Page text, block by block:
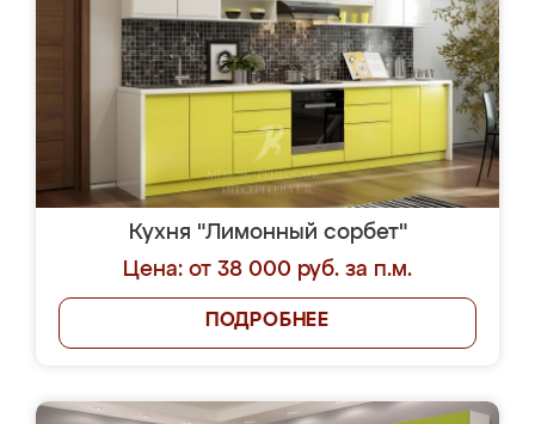
Кухня "Лимонный сорбет"
Цена: от 38 000 руб. за п.м.
ПОДРОБНЕЕ